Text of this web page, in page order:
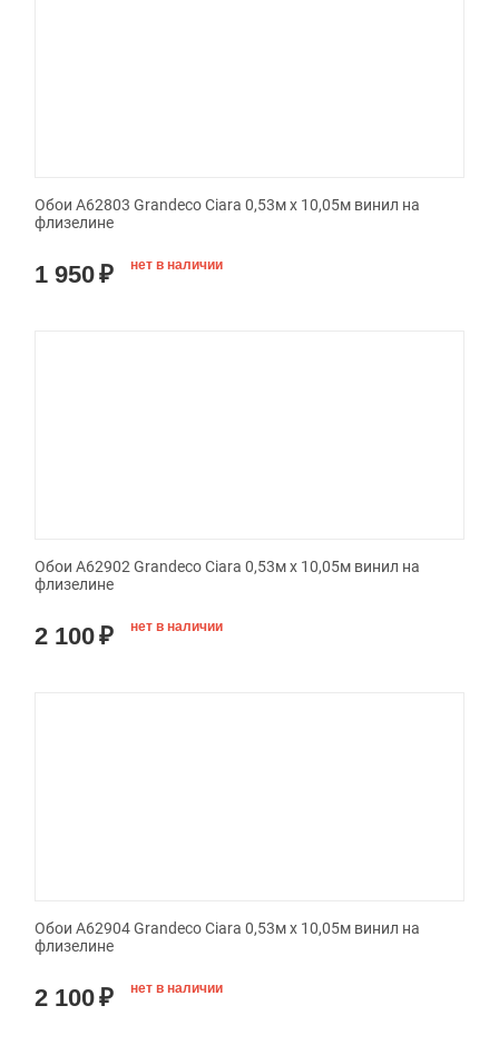
Обои A62803 Grandeco Ciara 0,53м x 10,05м винил на
флизелине
1 950₽ нет в наличии
Обои A62902 Grandeco Ciara 0,53м x 10,05м винил на
флизелине
2 100₽ нет в наличии
Обои A62904 Grandeco Ciara 0,53м x 10,05м винил на
флизелине
2 100₽ нет в наличии